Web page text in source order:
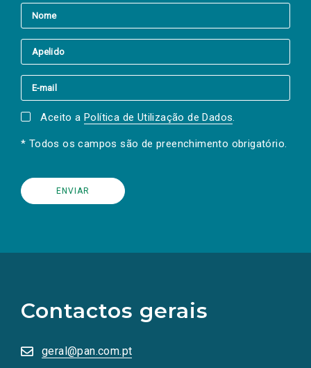
Aceito a Política de Utilização de Dados.
* Todos os campos são de preenchimento obrigatório.
Contactos gerais
geral@pan.com.pt
redes
sociais
numa
nova